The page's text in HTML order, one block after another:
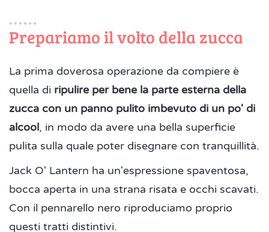
Prepariamo il volto della zucca
La prima doverosa operazione da compiere è
quella di ripulire per bene la parte esterna della
zucca con un panno pulito imbevuto di un po' di
alcool, in modo da avere una bella superficie
pulita sulla quale poter disegnare con tranquillità.
Jack O' Lantern ha un'espressione spaventosa,
bocca aperta in una strana risata e occhi scavati.
Con il pennarello nero riproduciamo proprio
questi tratti distintivi.